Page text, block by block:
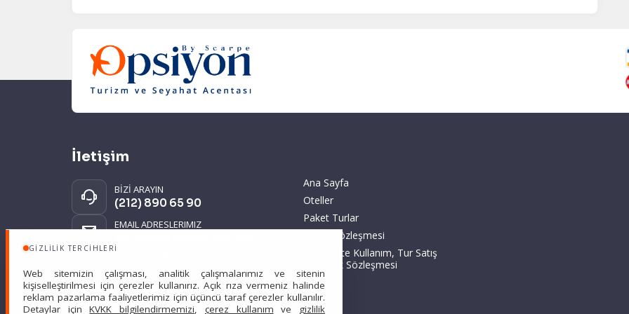
GIZLILIK TERCIHLERI
Web sitemizin çalışması, analitik çalışmalarımız ve sitenin
kişiselleştirilmesi için çerezler kullanırız. Açık rıza vermeniz halinde
reklam pazarlama faaliyetlerimiz için üçüncü taraf çerezler kullanılır.
Detaylar içinKVKK bilgilendirmemizi, çerez kullanım ve gizlilik
İletişim
BİZİ ARAYIN
(212) 890 65 90
EMAIL ADRESLERIMIZ
MİTHATPAŞA MAH.
DİSPANSER SOK. NO:2-4/5
KEMERBURGAZ
EYÜPSULTAN İSTANBUL
Ana Sayfa
Oteller
Paket Turlar
Gizlilik Sözleşmesi
KVKK, Site Kullanım, Tur Satış
ve Üyelik Sözleşmesi